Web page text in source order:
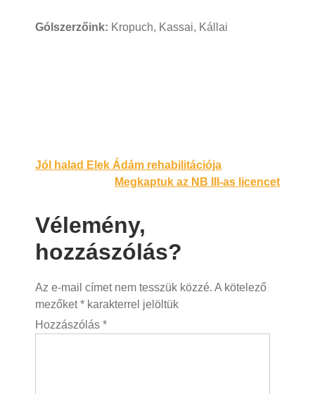
Gólszerzőink: Kropuch, Kassai, Kállai
Bejegyzés
navigáció
Jól halad Elek Ádám rehabilitációja
Megkaptuk az NB III-as licencet
Vélemény,
hozzászólás?
Az e-mail címet nem tesszük közzé. A kötelező
mezőket* karakterrel jelöltük
Hozzászólás *